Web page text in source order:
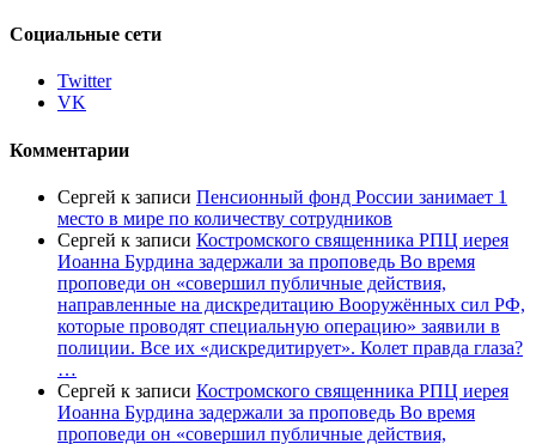
Социальные сети
Twitter
VK
Комментарии
Сергей к записи Пенсионный фонд России занимает 1
место в мире по количеству сотрудников
Сергей к записи Костромского священника РПЦ иерея
Иоанна Бурдина задержали за проповедь Во время
проповеди он «совершил публичные действия,
направленные на дискредитацию Вооружённых сил РФ,
которые проводят специальную операцию» заявили в
полиции. Все их «дискредитирует». Колет правда глаза?
…
Сергей к записи Костромского священника РПЦ иерея
Иоанна Бурдина задержали за проповедь Во время
проповеди он «совершил публичные действия,